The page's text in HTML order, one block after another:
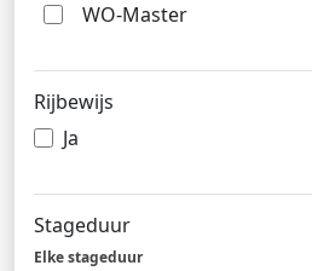
WO-Master
Rijbewijs
Ja
Stageduur
Elke stageduur